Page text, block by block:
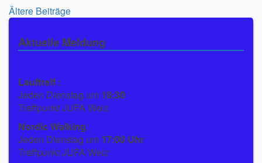
Beitragsnavigation
Ältere Beiträge
Aktuelle Meldung
Lauftreff :
Jeden Dienstag um 18:30
Treffpunkt JUFA Weiz
Nordic Walking:
Jeden Dienstag um 17:00 Uhr
Treffpunkt JUFA Weiz